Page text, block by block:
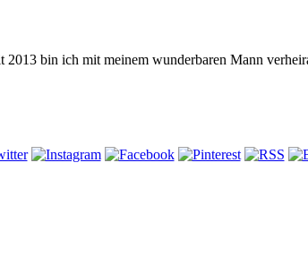
bin ich mit meinem wunderbaren Mann